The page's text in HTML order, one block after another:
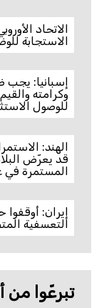
الاتحاد
الاستجابة
إسبانيا: يجب
وكرامته
للوصول
الهند:
قد يعرّض
المستمرة في
إيران:
التعسفية
تبرعّوا